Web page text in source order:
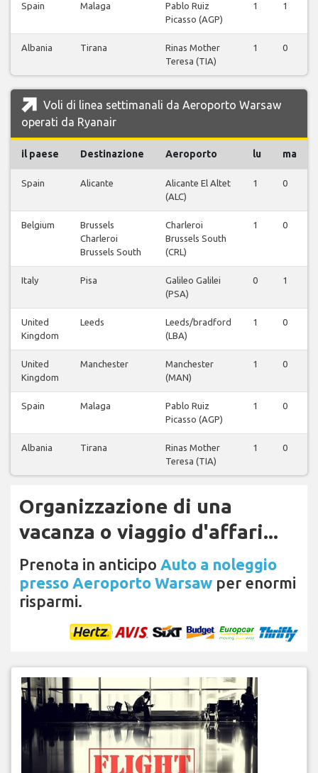
Spain Malaga
Pablo Ruiz
Picasso (AGP)
1 1
Albania Tirana
Rinas Mother
Teresa (TIA)
1 0
Voli di linea settimanali da Aeroporto Warsaw
operati da Ryanair
il paese Destinazione Aeroporto lu ma
Spain Alicante
Alicante El Altet
(ALC)
1 0
Belgium
Brussels
Charleroi
Brussels South
Charleroi
Brussels South
(CRL)
1 0
Italy Pisa
Galileo Galilei
(PSA)
0 1
United
Kingdom
Leeds
Leeds/bradford
(LBA)
1 0
United
Kingdom
Manchester
Manchester
(MAN)
1 0
Spain Malaga
Pablo Ruiz
Picasso (AGP)
1 0
Albania Tirana
Rinas Mother
Teresa (TIA)
1 0
Organizzazione di una
vacanza o viaggio d'affari...
Prenota in anticipo Auto a noleggio
presso Aeroporto Warsaw per enormi
risparmi.